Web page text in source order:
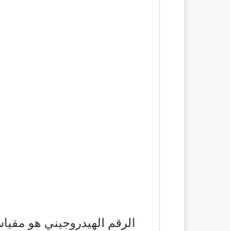
الرقم الهيدروجيني هو